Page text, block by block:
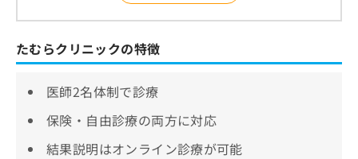
たむらクリニックの特徴
医師2名体制で診療
保険・自由診療の両方に対応
結果説明はオンライン診療が可能